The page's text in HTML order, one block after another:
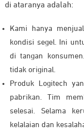
di ataranya adalah:
Kami hanya
kondisi segel. Ini
di tangan
tidak original.
Produk Logitech
pabrikan. Tim
selesai. Selama
kelalaian dan